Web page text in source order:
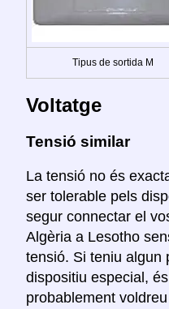
Tipus de sortida M
Voltatge
Tensió similar
La tensió no és
ser tolerable pels
segur connectar el
Algèria a Lesotho
tensió. Si teniu algun
dispositiu especial,
probablement